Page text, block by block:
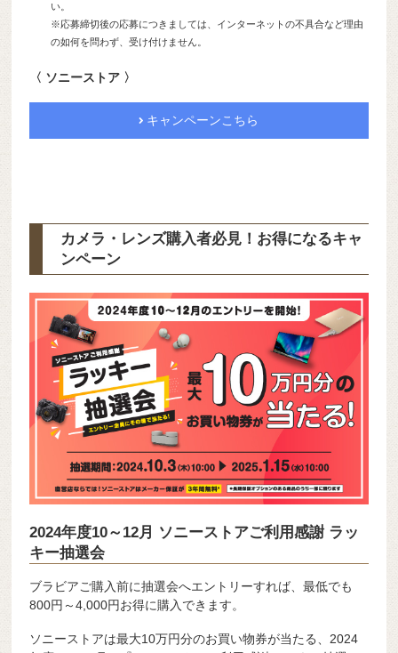
い。
※応募締切後の応募につきましては、インターネットの不具合など理由
の如何を問わず、受け付けません。
〈 ソニーストア 〉
キャンペーンこちら
カメラ・レンズ購入者必見！お得になるキャ
ンペーン
2024年度10～12月 ソニーストアご利用感謝 ラッ
キー抽選会
ブラビアご購入前に抽選会へエントリーすれば、最低でも
800円～4,000円お得に購入できます。
ソニーストアは最大10万円分のお買い物券が当たる、2024